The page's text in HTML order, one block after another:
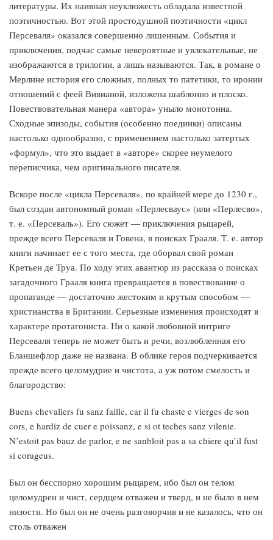
литературы. Их наивная неуклюжесть обладала известной
поэтичностью. Вот этой простодушной поэтичности «цикл
Персеваля» оказался совершенно лишенным. События и
приключения, подчас самые невероятные и увлекательные, не
изображаются в трилогии, а лишь называются. Так, в романе о
Мерлине история его сложных, полных то патетики, то иронии
отношений с феей Вивианой, изложена шаблонно и плоско.
Повествовательная манера «автора» уныло монотонна.
Сходные эпизоды, события (особенно поединки) описаны
настолько однообразно, с применением настолько затертых
«формул», что это выдает в «авторе» скорее неумелого
переписчика, чем оригинального писателя.
Вскоре после «цикла Персеваля», по крайней мере до 1230 г.,
был создан автономный роман «Перлесваус» (или «Перлесво»,
т. е. «Персеваль»). Его сюжет — приключения рыцарей,
прежде всего Персеваля и Говена, в поисках Грааля. Т. е. автор
книги начинает ее с того места, где оборвал свой роман
Кретьен де Труа. По ходу этих авантюр из рассказа о поисках
загадочного Грааля книга превращается в повествование о
пропаганде — достаточно жестоким и крутым способом —
христианства в Британии. Серьезные изменения происходят в
характере протагониста. Ни о какой любовной интриге
Персеваля теперь не может быть и речи, возлюбленная его
Бланшефлор даже не названа. В облике героя подчеркивается
прежде всего целомудрие и чистота, а уж потом смелость и
благородство:
Buens chevaliers fu sanz faille, car il fu chaste e vierges de son
cors, e hardiz de cuer e poissanz, e si ot teches sanz vilenie.
N’estoit pas bauz de parlor, e ne sanbloit pas a sa chiere qu’il fust
si corageus.
Был он бесспорно хорошим рыцарем, ибо был он телом
целомудрен и чист, сердцем отважен и тверд, и не было в нем
низости. Но был он не очень разговорчив и не казалось, что он
столь отважен